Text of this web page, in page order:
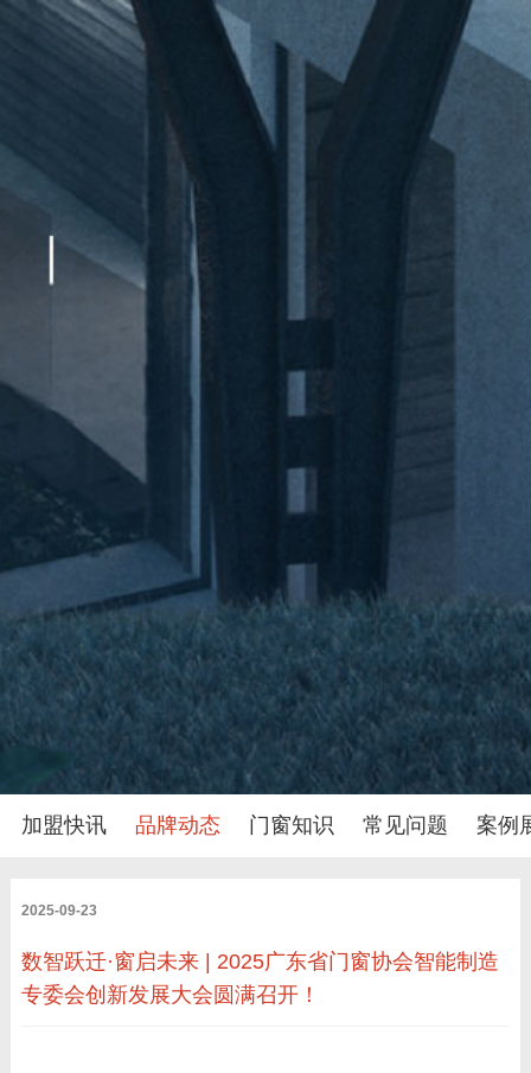
加盟快讯 品牌动态 门窗知识 常见问题 案例
2025-09-23
数智跃迁·窗启未来 | 2025广东省门窗协会智能制造
专委会创新发展大会圆满召开！